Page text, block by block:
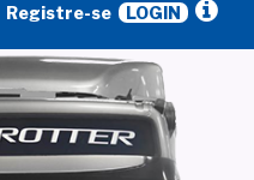
Registre-se LOGIN